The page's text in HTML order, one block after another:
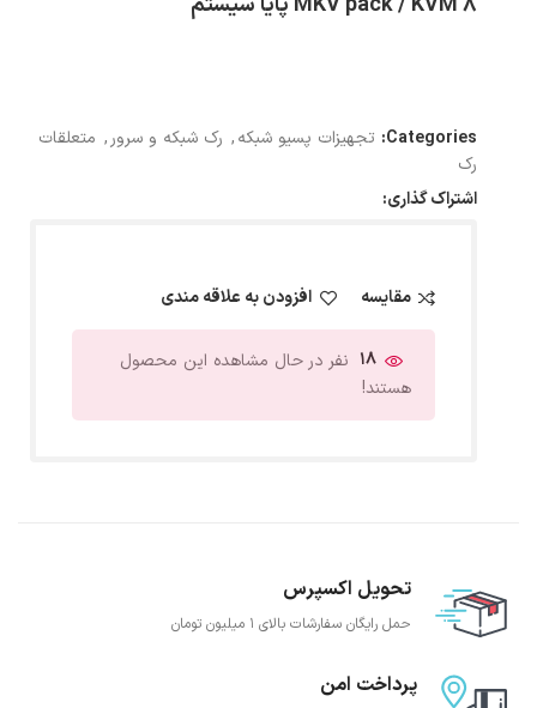
Categories: تجهیزات پسیو شبکه, رک شبکه و سرور, متعلقات
رک
اشتراک گذاری:
مقایسه افزودن به علاقه مندی
18 نفر در حال مشاهده این محصول
هستند!
تحویل اکسپرس
حمل رایگان سفارشات بالای 1 میلیون تومان
پرداخت امن